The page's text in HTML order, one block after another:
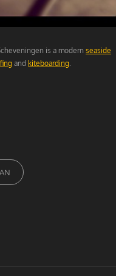
is a modern seaside
and kiteboarding